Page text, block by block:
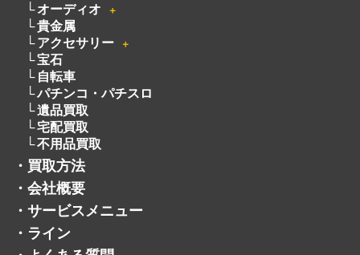
オーディオ
＋
貴金属
アクセサリー
＋
宝石
自転車
パチンコ・パチスロ
遺品買取
宅配買取
不用品買取
・ 買取方法
・ 会社概要
・ サービスメニュー
・ ライン